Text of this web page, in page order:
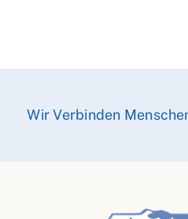
Wir Verbinden